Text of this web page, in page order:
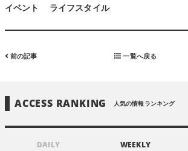
イベント ライフスタイル
前の記事 一覧へ戻る
ACCESS RANKING 人気の情報ランキング
DAILY WEEKLY